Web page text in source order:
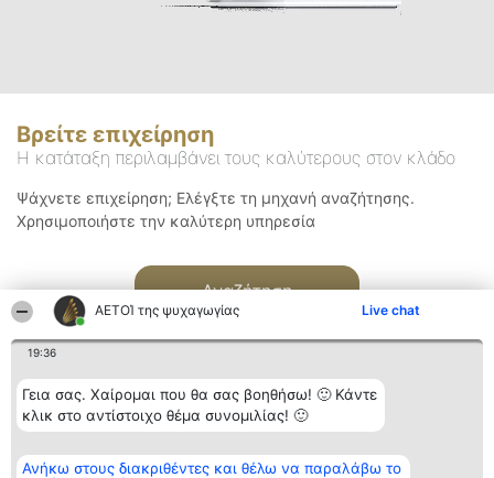
ΑΕΤΟΊ της ψυχαγωγίας Live chat
19:36
Γεια σας. Χαίρομαι που θα σας βοηθήσω! 🙂 Κάντε
κλικ στο αντίστοιχο θέμα συνομιλίας! 🙂
Ανήκω στους διακριθέντες και θέλω να παραλάβω το
Βρείτε επιχείρηση
Η κατάταξη περιλαμβάνει τους καλύτερους στον κλάδο
Ψάχνετε επιχείρηση; Ελέγξτε τη μηχανή αναζήτησης.
Χρησιμοποιήστε την καλύτερη υπηρεσία
Αναζήτηση
Διοργανωτής της
κατάταξης
Κατάταξη
Διακριθέντες
Επικοινωνία
Επικοινωνία